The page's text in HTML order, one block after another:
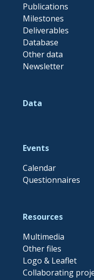
Publications
Milestones
Deliverables
Database
Other data
Newsletter
Data
Events
Calendar
Questionnaires
Resources
Multimedia
Other files
Logo & Leaflet
Collaborating